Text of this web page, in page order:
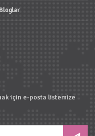
Bloglar
için e-posta listemize